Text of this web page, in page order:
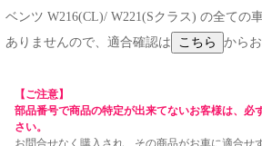
ベンツ W216(CL)/ W221(Sクラス) の全ての
ありませんので、適合確認は
から
【ご注意】
部品番号で商品の特定が出来てないお客様は、必
さい。
お問合せなく購入され、その商品がお車に適合せ